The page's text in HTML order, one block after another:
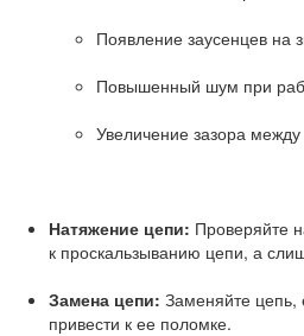
Появление заусенцев на
Повышенный шум при
Увеличение зазора
Натяжение цепи: Проверяйте
к проскальзыванию цепи, а
Замена цепи: Заменяйте цепь,
привести к ее поломке.